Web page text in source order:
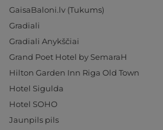
GaisaBaloni.lv (Tukums)
Gradiali
Gradiali Anykščiai
Grand Poet Hotel by SemaraH
Hilton Garden Inn Riga Old Town
Hotel Sigulda
Hotel SOHO
Jaunpils pils